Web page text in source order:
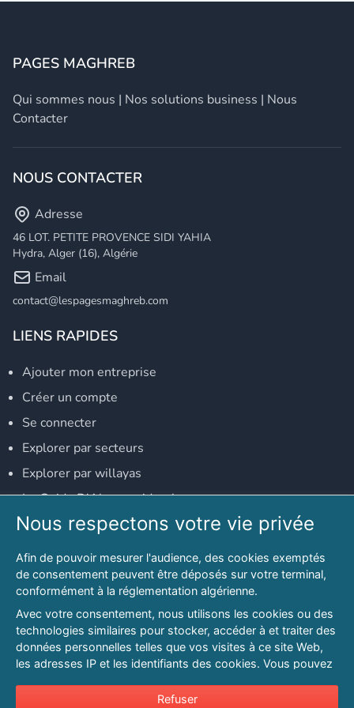
PAGES MAGHREB
Qui sommes nous | Nos solutions business | Nous
Contacter
NOUS CONTACTER
Adresse
46 LOT. PETITE PROVENCE SIDI YAHIA
Hydra, Alger (16), Algérie
Email
contact@lespagesmaghreb.com
LIENS RAPIDES
Ajouter mon entreprise
Créer un compte
Se connecter
Explorer par secteurs
Explorer par willayas
Le Guide D'Alger, guide-alger.com
NOS RÉSEAUX SOCIAUX
Notre page Facebook
Notre page LinkedIn
Notre page Instagram
Notre page Twitter
Nous respectons votre vie privée
Afin de pouvoir mesurer l'audience, des cookies exemptés
de consentement peuvent être déposés sur votre terminal,
conformément à la réglementation algérienne.
Avec votre consentement, nous utilisons les cookies ou des
technologies similaires pour stocker, accéder à et traiter des
données personnelles telles que vos visites à ce site Web,
les adresses IP et les identifiants des cookies. Vous pouvez
sur l'intérêt légitime à tout moment en cliquant sur « Refuser
Refuser